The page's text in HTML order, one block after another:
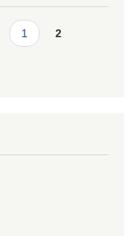
1 2